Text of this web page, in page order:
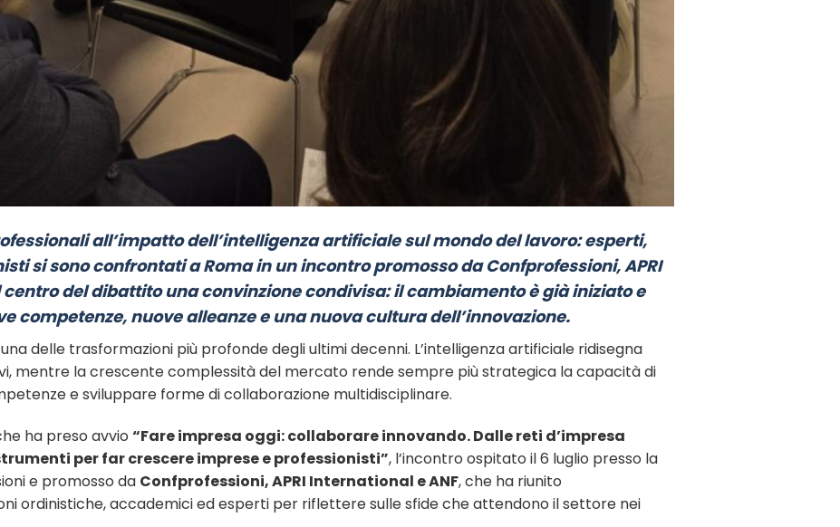
all’impatto dell’intelligenza artificiale sul mondo del lavoro: esperti,
si sono confrontati a Roma in un incontro promosso da Confprofessioni, APRI
centro del dibattito una convinzione condivisa: il cambiamento è già iniziato e
competenze, nuove alleanze e una nuova cultura dell’innovazione.
delle trasformazioni più profonde degli ultimi decenni. L’intelligenza artificiale ridisegna
mentre la crescente complessità del mercato rende sempre più strategica la capacità di
e sviluppare forme di collaborazione multidisciplinare.
ha preso avvio “Fare impresa oggi: collaborare innovando. Dalle reti d’impresa
per far crescere imprese e professionisti”, l’incontro ospitato il 6 luglio presso la
e promosso da Confprofessioni, APRI International e ANF, che ha riunito
ordinistiche, accademici ed esperti per riflettere sulle sfide che attendono il settore nei